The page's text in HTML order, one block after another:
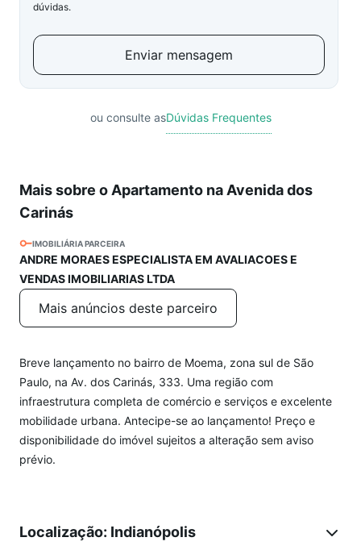
dúvidas.
Enviar mensagem
ou consulte asDúvidas Frequentes
Mais sobre o Apartamento na Avenida dos
Carinás
IMOBILIÁRIA PARCEIRA
ANDRE MORAES ESPECIALISTA EM AVALIACOES E
VENDAS IMOBILIARIAS LTDA
Mais anúncios deste parceiro
Breve lançamento no bairro de Moema, zona sul de São
Paulo, na Av. dos Carinás, 333. Uma região com
infraestrutura completa de comércio e serviços e excelente
mobilidade urbana. Antecipe-se ao lançamento! Preço e
disponibilidade do imóvel sujeitos a alteração sem aviso
prévio.
Localização: Indianópolis